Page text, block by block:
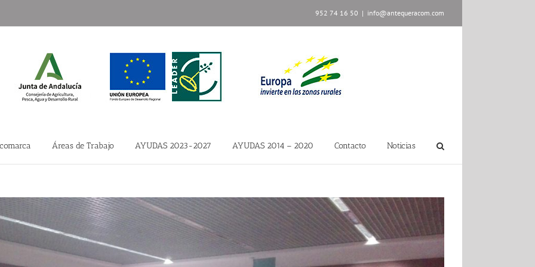
952 74 16 50 | info@antequeracom.com
Áreas de Trabajo AYUDAS 2023-2027 AYUDAS 2014 – 2020 Contacto Noticias